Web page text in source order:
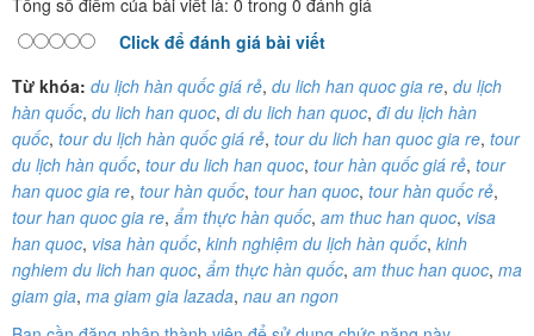
Tổng số điểm của bài viết là: 0 trong 0 đánh giá
Click để đánh giá bài viết
Từ khóa: du lịch hàn quốc giá rẻ, du lich han quoc gia re, du lịch
hàn quốc, du lich han quoc, di du lich han quoc, đi du lịch hàn
quốc, tour du lịch hàn quốc giá rẻ, tour du lich han quoc gia re, tour
du lịch hàn quốc, tour du lich han quoc, tour hàn quốc giá rẻ, tour
han quoc gia re, tour hàn quốc, tour han quoc, tour hàn quốc rẻ,
tour han quoc gia re, ẩm thực hàn quốc, am thuc han quoc, visa
han quoc, visa hàn quốc, kinh nghiệm du lịch hàn quốc, kinh
nghiem du lich han quoc, ẩm thực hàn quốc, am thuc han quoc, ma
giam gia, ma giam gia lazada, nau an ngon